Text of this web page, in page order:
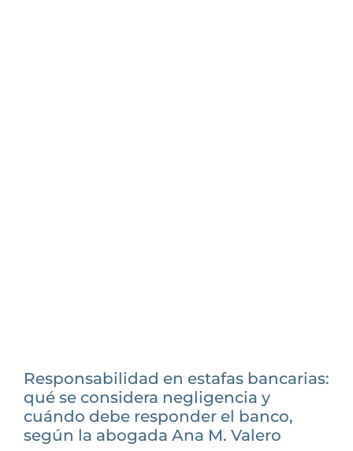
Responsabilidad en estafas bancarias:
qué se considera negligencia y
cuándo debe responder el banco,
según la abogada Ana M. Valero